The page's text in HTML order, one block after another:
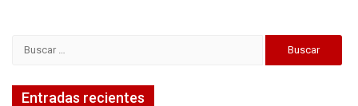
Entradas recientes